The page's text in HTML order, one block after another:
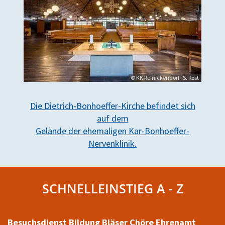
© KK Reinickendorf | S. Rost
Die Dietrich-Bonhoeffer-Kirche befindet sich
auf dem
Gelände der ehemaligen Kar-Bonhoeffer-
Nervenklinik.
SCHNELLEINSTIEG A - Z
Besuchsdienst Bildung Bläser Chöre Ehrenamt